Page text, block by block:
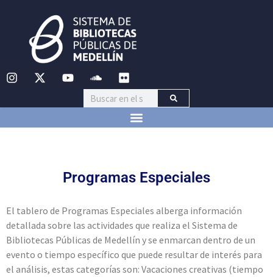
Programas Especiales
El tablero de Programas Especiales alberga información
detallada sobre las actividades que realiza el Sistema de
Bibliotecas Públicas de Medellín y se enmarcan dentro de un
evento o tiempo específico que puede resultar de interés para
el análisis, estas categorías son: Vacaciones creativas (tiempo